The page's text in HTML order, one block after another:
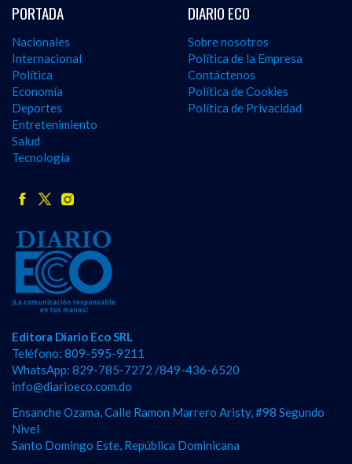
PORTADA
Nacionales
Internacional
Política
Economía
Deportes
Entretenimiento
Salud
Tecnología
DIARIO ECO
Sobre nosotros
Política de la Empresa
Contáctenos
Política de Cookies
Política de Privacidad
Editora Diario Eco SRL
Teléfono: 809-595-9211
WhatsApp: 829-785-7272 /849-436-6520
info@diarioeco.com.do
Ensanche Ozama, Calle Ramon Marrero Aristy, #98 Segundo
Nivel
Santo Domingo Este, República Dominicana